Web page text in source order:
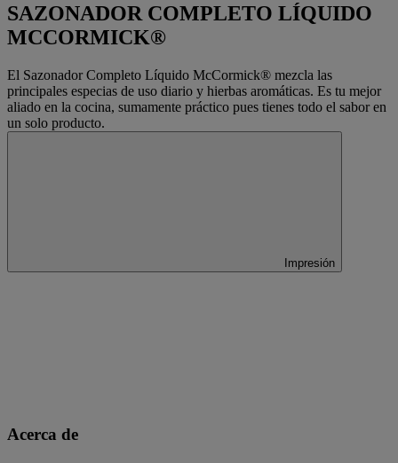
SAZONADOR COMPLETO LÍQUIDO
MCCORMICK®
El Sazonador Completo Líquido McCormick® mezcla las
principales especias de uso diario y hierbas aromáticas. Es tu mejor
aliado en la cocina, sumamente práctico pues tienes todo el sabor en
un solo producto.
Impresión
Acerca de